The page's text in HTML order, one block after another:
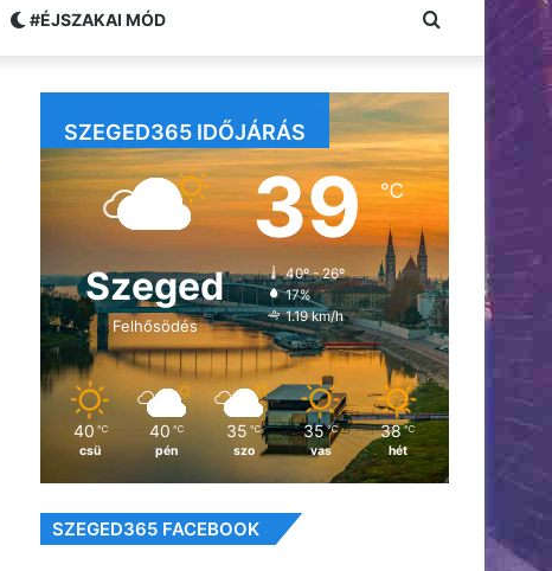
#ÉJSZAKAI MÓD Keresés:
SZEGED365 IDŐJÁRÁS
Szeged
Felhősödés
39℃
40º - 26º
17%
1.19 km/h
40 ℃
csü
40 ℃
pén
35 ℃
szo
35 ℃
vas
38 ℃
hét
SZEGED365 FACEBOOK